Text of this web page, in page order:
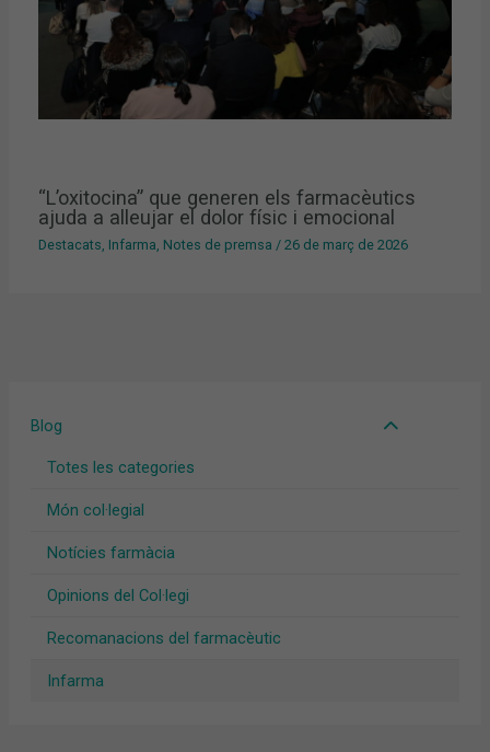
Blog
Totes les categories
Món col·legial
Notícies farmàcia
Opinions del Col·legi
Recomanacions del farmacèutic
Infarma
“L’oxitocina” que generen els farmacèutics
ajuda a alleujar el dolor físic i emocional
Destacats Infarma Notes de premsa /26 de març de 2026